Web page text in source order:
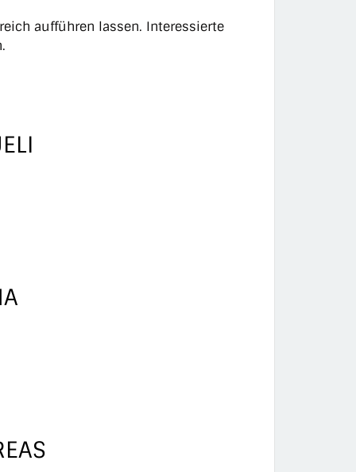
aufführen lassen. Interessierte